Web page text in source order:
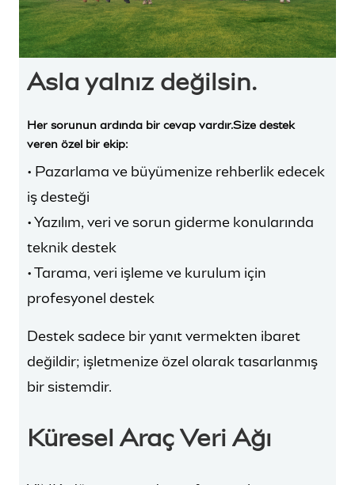
Asla yalnız değilsin.
Her sorunun ardında bir cevap vardır.Size destek
veren özel bir ekip:
• Pazarlama ve büyümenize rehberlik edecek
iş desteği
• Yazılım, veri ve sorun giderme konularında
teknik destek
• Tarama, veri işleme ve kurulum için
profesyonel destek
Destek sadece bir yanıt vermekten ibaret
değildir; işletmenize özel olarak tasarlanmış
bir sistemdir.
Küresel Araç Veri Ağı